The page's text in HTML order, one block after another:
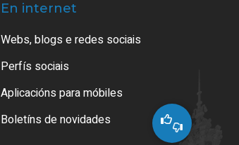
En internet
Webs, blogs e redes sociais
Perfís sociais
Aplicacións para móbiles
Boletíns de novidades